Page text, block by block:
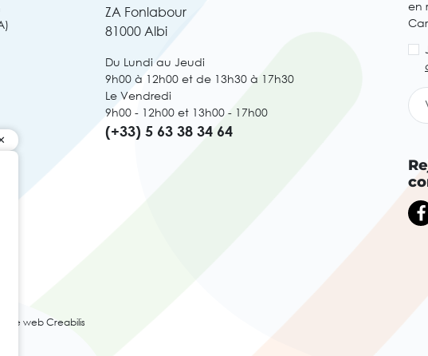
ZA Fonlabour
81000 Albi
Du Lundi au Jeudi
9h00 à 12h00 et de 13h30 à 17h30
Le Vendredi
9h00 - 12h00 et 13h00 - 17h00
(+33) 5 63 38 34 64
en
web Creabilis